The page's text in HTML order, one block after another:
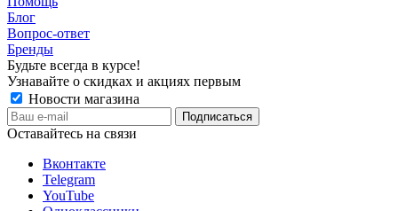
Блог
Вопрос-ответ
Бренды
Будьте всегда в курсе!
Узнавайте о скидках и акциях первым
Новости магазина
Оставайтесь на связи
Вконтакте
Telegram
YouTube